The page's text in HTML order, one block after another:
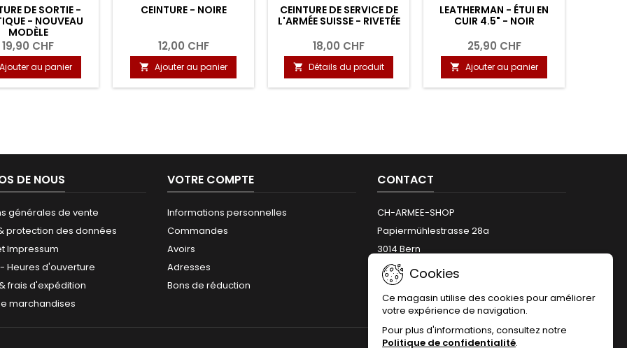
DE SORTIE -
- NOUVEAU
MODÈLE
19,90 CHF
Ajouter au panier
CEINTURE - NOIRE
12,00 CHF
 Ajouter au panier
CEINTURE DE SERVICE DE
L'ARMÉE SUISSE - RIVETÉE
18,00 CHF
 Détails du produit
LEATHERMAN - ÉTUI EN
CUIR 4.5" - NOIR
25,90 CHF
 Ajouter au panier
DE NOUS
générales de vente
protection des données
Impressum
Heures d'ouverture
frais d'expédition
marchandises
VOTRE COMPTE
Informations personnelles
Commandes
Avoirs
Adresses
Bons de réduction
CONTACT
CH-ARMEE-SHOP
Papiermühlestrasse 28a
3014 Bern
Téléphone:
+41 (0)31 312 12 66
Email:
Cookies
Ce magasin utilise des cookies pour améliorer
votre expérience de navigation.
Pour plus d'informations, consultez notre
Politique de confidentialité.